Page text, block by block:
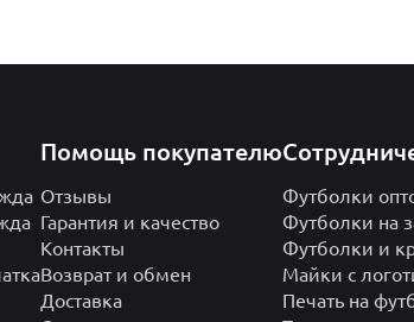
Помощь покупателю
Отзывы
Гарантия и качество
Контакты
Возврат и обмен
Доставка
Футболки
Футболки на
Футболки и
Майки с
Печать на